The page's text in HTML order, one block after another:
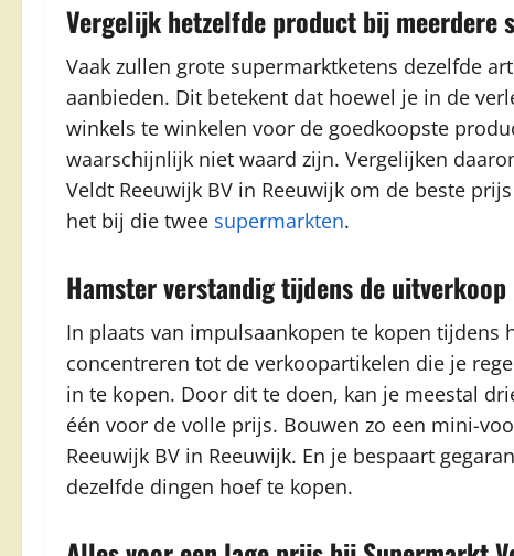
Vergelijk hetzelfde product bij meerdere
Vaak zullen grote supermarktketens dezelfde
aanbieden. Dit betekent dat hoewel je in de
winkels te winkelen voor de goedkoopste
waarschijnlijk niet waard zijn. Vergelijken
Veldt Reeuwijk BV in Reeuwijk om de beste
het bij die twee supermarkten.
Hamster verstandig tijdens de uitverkoop
In plaats van impulsaankopen te kopen tijdens
concentreren tot de verkoopartikelen die je
in te kopen. Door dit te doen, kan je meestal
één voor de volle prijs. Bouwen zo een mini-
Reeuwijk BV in Reeuwijk. En je bespaart
dezelfde dingen hoef te kopen.